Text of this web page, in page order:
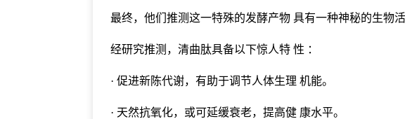
最终，他们推测这一特殊的发酵产物 具有一种神秘的生物
经研究推测，清曲肽具备以下惊人特 性 ：
· 促进新陈代谢，有助于调节人体生理 机能。
· 天然抗氧化，或可延缓衰老，提高健 康水平。